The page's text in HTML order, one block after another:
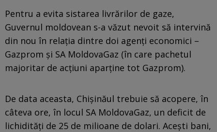
Pentru a evita sistarea livrărilor de gaze,
Guvernul moldovean s-a văzut nevoit să intervină
din nou în relația dintre doi agenți economici –
Gazprom și SA MoldovaGaz (în care pachetul
majoritar de acțiuni aparține tot Gazprom).
De data aceasta, Chișinăul trebuie să acopere, în
câteva ore, în locul SA MoldovaGaz, un deficit de
lichidități de 25 de milioane de dolari. Acești bani,